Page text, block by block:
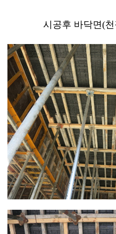
시공후 바닥면(